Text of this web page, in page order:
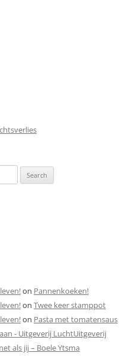
on Pannenkoeken!
on Twee keer stamppot
on Pasta met tomatensaus
- Uitgeverij LuchtUitgeverij
als jij – Boele Ytsma